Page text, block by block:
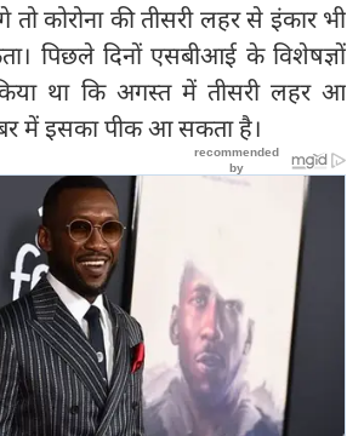
तो कोरोना की तीसरी लहर से इंकार भी
पिछले दिनों एसबीआई के विशेषज्ञों
था कि अगस्त में तीसरी लहर आ
में इसका पीक आ सकता है।